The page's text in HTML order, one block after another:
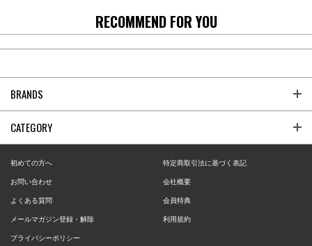
RECOMMEND FOR YOU
BRANDS
CATEGORY
初めての方へ 特定商取引法に基づく表記
お問い合わせ 会社概要
よくある質問 会員特典
メールマガジン登録・解除 利用規約
プライバシーポリシー